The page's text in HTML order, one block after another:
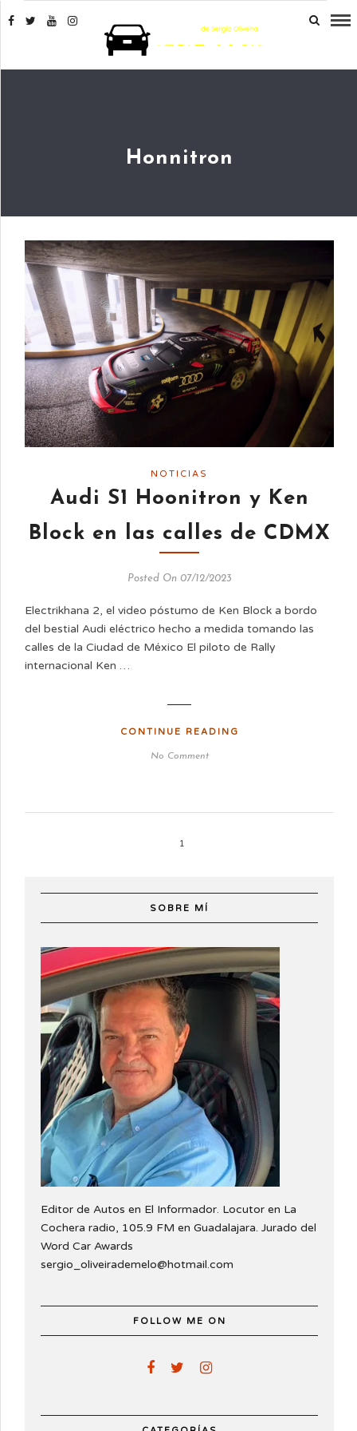
Honnitron
NOTICIAS
Audi S1 Hoonitron y Ken
Block en las calles de CDMX
Posted On 07/12/2023
Electrikhana 2, el video póstumo de Ken Block a bordo
del bestial Audi eléctrico hecho a medida tomando las
calles de la Ciudad de México El piloto de Rally
internacional Ken …
CONTINUE READING
No Comment
1
SOBRE MÍ
Editor de Autos en El Informador. Locutor en La
Cochera radio, 105.9 FM en Guadalajara. Jurado del
Word Car Awards
sergio_oliveirademelo@hotmail.com
FOLLOW ME ON